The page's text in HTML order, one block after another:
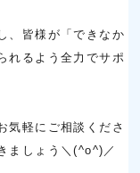
、皆様が「できなか
れるよう全力でサポ
気軽にご相談くださ
ましょう＼(^o^)／